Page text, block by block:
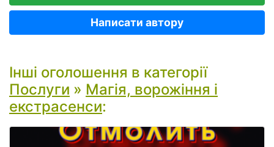
Написати автору
Інші оголошення в категорії
Послуги » Магія, ворожіння і
екстрасенси: